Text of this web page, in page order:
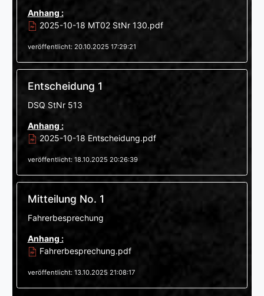
Anhang :
2025-10-18 MT02 StNr 130.pdf
veröffentlicht: 20.10.2025 17:29:21
Entscheidung 1
DSQ StNr 513
Anhang :
2025-10-18 Entscheidung.pdf
veröffentlicht: 18.10.2025 20:26:39
Mitteilung No. 1
Fahrerbesprechung
Anhang :
Fahrerbesprechung.pdf
veröffentlicht: 13.10.2025 21:08:17